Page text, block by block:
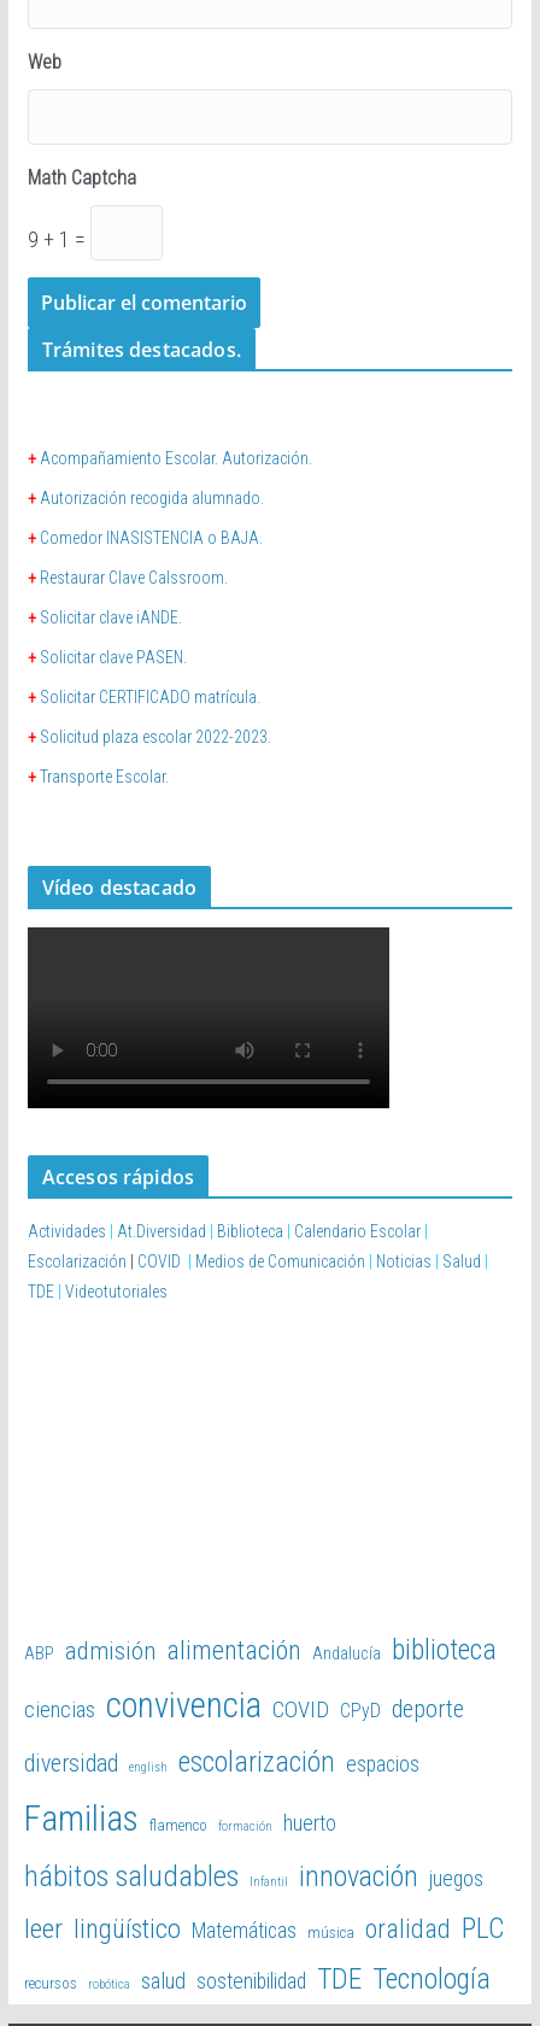
Web
Math Captcha
9 + 1 =
Trámites destacados.
+ Acompañamiento Escolar. Autorización.
+ Autorización recogida alumnado.
+ Comedor INASISTENCIA o BAJA.
+ Restaurar Clave Calssroom.
+ Solicitar clave iANDE.
+ Solicitar clave PASEN.
+ Solicitar CERTIFICADO matrícula.
+ Solicitud plaza escolar 2022-2023.
+Transporte Escolar.
Vídeo destacado
Accesos rápidos
Actividades At.Diversidad Biblioteca Calendario Escolar
Escolarización
COVID Medios de Comunicación Noticias Salud
TDE Videotutoriales
ABP admisión alimentación Andalucía biblioteca
ciencias convivencia COVID CPyD deporte
diversidad english escolarización espacios
Familias flamenco formación huerto
hábitos saludables Infantil innovación juegos
leer lingüístico Matemáticas música oralidad PLC
recursos robótica salud sostenibilidad TDE Tecnología